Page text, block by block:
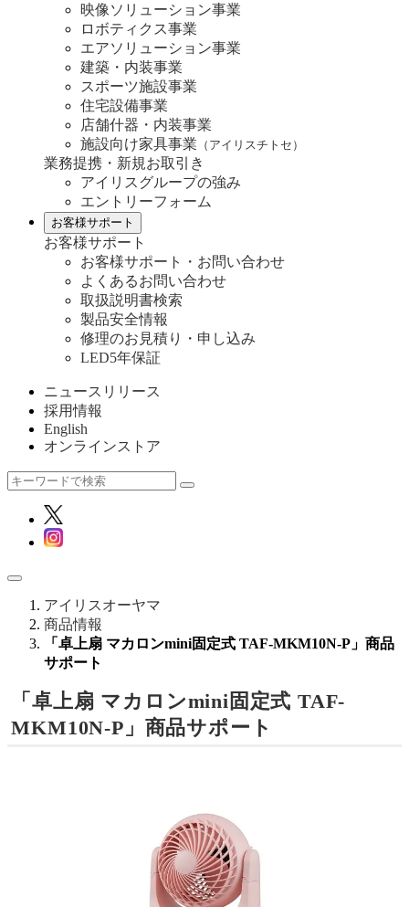
映像ソリューション事業
ロボティクス事業
エアソリューション事業
建築・内装事業
スポーツ施設事業
住宅設備事業
店舗什器・内装事業
施設向け家具事業 （アイリスチトセ）
業務提携・新規お取引き
アイリスグループの強み
エントリーフォーム
お客様サポート
お客様サポート
お客様サポート・お問い合わせ
よくあるお問い合わせ
取扱説明書検索
製品安全情報
修理のお見積り・申し込み
LED5年保証
ニュースリリース
採用情報
English
オンラインストア
アイリスオーヤマ
商品情報
「卓上扇 マカロンmini固定式 TAF-MKM10N-P」商品
サポート
「卓上扇 マカロンmini固定式 TAF-
MKM10N-P」商品サポート